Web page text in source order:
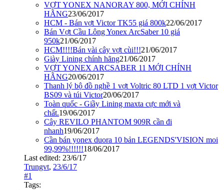
VỢT YONEX NANORAY 800, MỚI CHÍNH
HÃNG23/06/2017
HCM - Bán vợt Victor TK55 giá 800k22/06/2017
Bán Vợt Cầu Lông Yonex ArcSaber 10 giá
950k21/06/2017
HCM!!!!Bán vài cây vợt cùi!!!21/06/2017
Giày Lining chính hãng21/06/2017
VỢT YONEX ARCSABER 11 MỚI CHÍNH
HÃNG20/06/2017
Thanh lý bộ đồ nghề 1 vợt Voltric 80 LTD 1 vợt Victor
BS09 và túi Victor20/06/2017
Toàn quốc - Giầy Lining maxta cực mới và
chất.19/06/2017
Cây REVILO PHANTOM 909R cần đi
nhanh19/06/2017
Cần bán yonex duora 10 bản LEGENDS'VISION moi
99,99%!!!!!!18/06/2017
Last edited: 23/6/17
Trungvt, 23/6/17
#1
Tags: